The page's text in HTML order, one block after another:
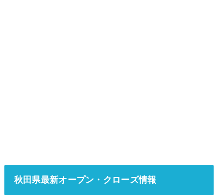
秋田県最新オープン・クローズ情報